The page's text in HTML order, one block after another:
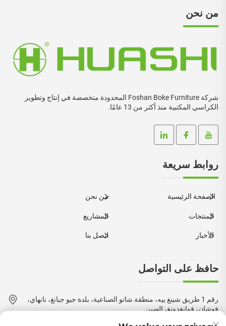
من نحن
شركة Foshan Boke Furniture المحدودة متخصصة في إنتاج وتطوير
الكراسي المكتبية منذ أكثر من 13 عامًا.
روابط سريعة
الصفحة الرئيسية من نحن
المنتجات المشاريع
الأخبار اتصل بنا
حافظ على التواصل
رقم 1 طريق شينغ ييه، منطقة شاتو الصناعية، بلدة جيو جيانغ، نانهاي،
فوشان، قوانغدونغ، الصين